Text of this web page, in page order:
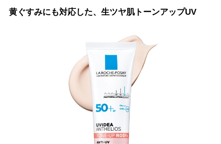
黄ぐすみにも対応した、生ツヤ肌トーンアップUV